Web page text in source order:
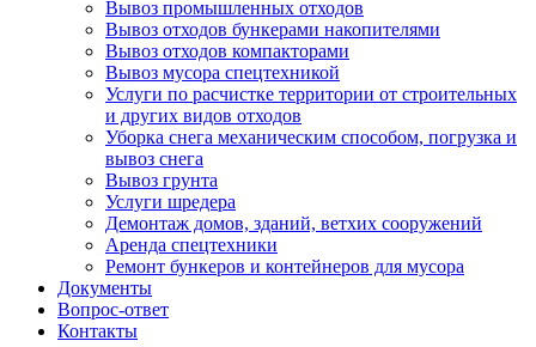
Вывоз промышленных отходов
Вывоз отходов бункерами накопителями
Вывоз отходов компакторами
Вывоз мусора спецтехникой
Услуги по расчистке территории от строительных
и других видов отходов
Уборка снега механическим способом, погрузка и
вывоз снега
Вывоз грунта
Услуги шредера
Демонтаж домов, зданий, ветхих сооружений
Аренда спецтехники
Ремонт бункеров и контейнеров для мусора
Документы
Вопрос-ответ
Контакты